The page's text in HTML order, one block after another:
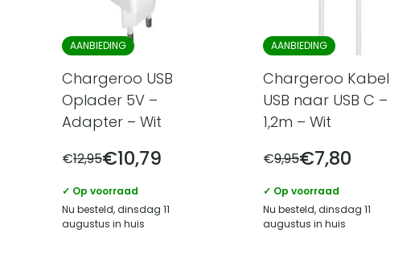
AANBIEDING
Chargeroo USB
Oplader 5V –
Adapter – Wit
€12,95€10,79
✓ Op voorraad
Nu besteld, dinsdag 11
augustus in huis
AANBIEDING
Chargeroo Kabel
USB naar USB C –
1,2m – Wit
€9,95€7,80
✓ Op voorraad
Nu besteld, dinsdag 11
augustus in huis